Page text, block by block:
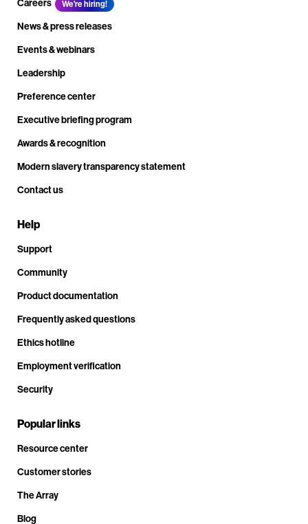
Careers
We're hiring!
News & press releases
Events & webinars
Leadership
Preference center
Executive briefing program
Awards & recognition
Modern slavery transparency statement
Contact us
Help
Support
Community
Product documentation
Frequently asked questions
Ethics hotline
Employment verification
Security
Popular links
Resource center
Customer stories
The Array
Blog